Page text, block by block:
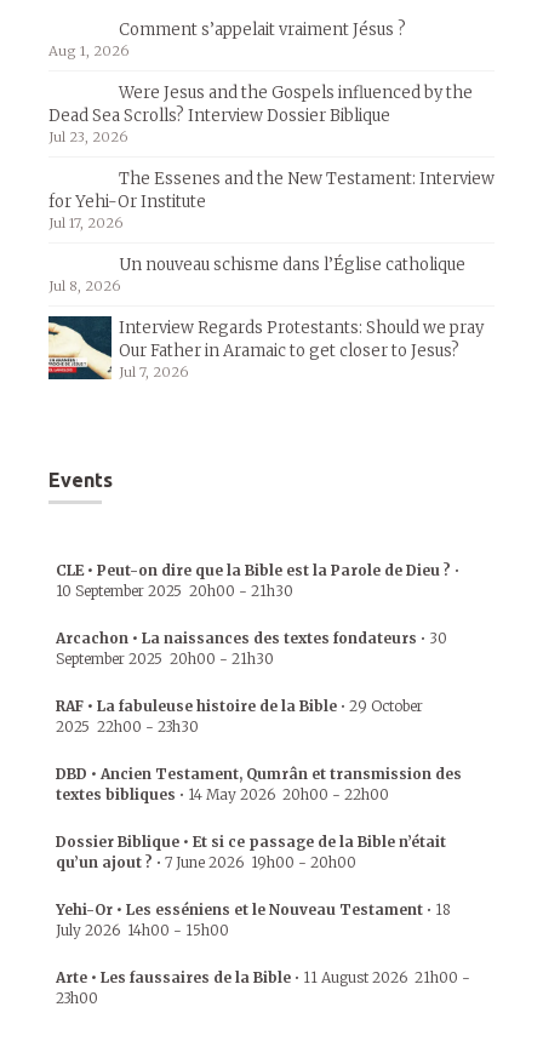
Comment s’appelait vraiment Jésus ?
Aug 1, 2026
Were Jesus and the Gospels influenced by the
Dead Sea Scrolls? Interview Dossier Biblique
Jul 23, 2026
The Essenes and the New Testament: Interview
for Yehi-Or Institute
Jul 17, 2026
Un nouveau schisme dans l’Église catholique
Jul 8, 2026
Interview Regards Protestants: Should we pray
Our Father in Aramaic to get closer to Jesus?
Jul 7, 2026
Events
CLE • Peut-on dire que la Bible est la Parole de Dieu ? •
10 September 2025 20h00 - 21h30
Arcachon • La naissances des textes fondateurs • 30
September 2025 20h00 - 21h30
RAF • La fabuleuse histoire de la Bible • 29 October
2025 22h00 - 23h30
DBD • Ancien Testament, Qumrân et transmission des
textes bibliques • 14 May 2026 20h00 - 22h00
Dossier Biblique • Et si ce passage de la Bible n’était
qu’un ajout ? • 7 June 2026 19h00 - 20h00
Yehi-Or • Les esséniens et le Nouveau Testament • 18
July 2026 14h00 - 15h00
Arte • Les faussaires de la Bible • 11 August 2026 21h00 -
23h00